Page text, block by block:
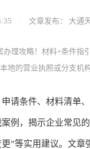
文章发布： 大通
办理攻略！材料+条件
地的营业执照或分支机
条件、材料清单、
例，揭示企业常见
”等实用建议。文章